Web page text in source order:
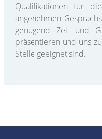
Qualifikationen für
angenehmen
genügend Zeit und
präsentieren und uns
Stelle geeignet sind.